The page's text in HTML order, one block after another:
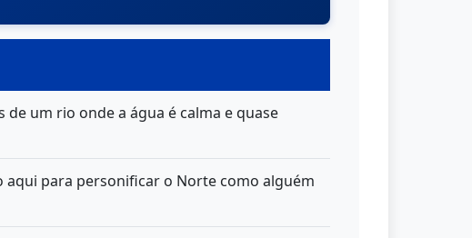
um rio onde a água é calma e quase
aqui para personificar o Norte como alguém